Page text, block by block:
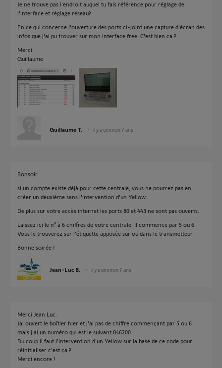
Je ne trouve pas l'endroit auquel tu fais référence pour réglage de
l'interface et réglage réseau?
En ce qui concerne l'ouverture des ports ci-joint une capture d'écran des
infos que j'ai pu trouver sur mon interface free. C'est bien ca ?
Merci.
Guillaume
Guillaume T. il y a environ 7 ans
Bonsoir
si un compte existe déjà pour cette centrale, vous ne pourrez pas en
créer un deuxième sans l'intervention d'un Yellow.
De plus sur votre accès internet les ports 80 et 443 ne sont pas ouverts.
Laissez ici le n° à 6 chiffres de votre centrale. Il commence par 5 ou 6.
Vous le trouverez sur l'étiquette apposée sur ou dans le transmetteur.
Bonne soirée !
Jean-Luc B. il y a environ 7 ans
Merci Jean Luc.
Jai ouvert le boîtier hier et j'ai pas de chiffre commençant par 5 ou 6
mais j'ai un numéro qui est le suivant 846200
Du coup il faut l'intervention d'un Yellow sur la base de ce code pour
réinitialiser c'est ça ?
Merci encore !